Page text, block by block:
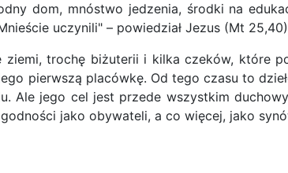
dom, mnóstwo jedzenia, środki na
uczynili" – powiedział Jezus (Mt
ziemi, trochę biżuterii i kilka czeków, które
pierwszą placówkę. Od tego czasu to
Ale jego cel jest przede wszystkim
jako obywateli, a co więcej, jako